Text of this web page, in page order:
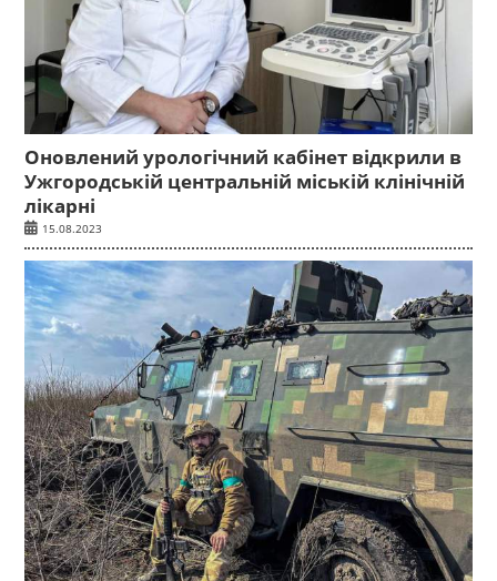
Оновлений урологічний кабінет відкрили в
Ужгородській центральній міській клінічній
лікарні
15.08.2023